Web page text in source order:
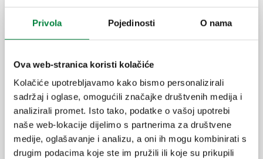
Privola Pojedinosti O nama
Ova web-stranica koristi kolačiće
Kolačiće upotrebljavamo kako bismo personalizirali
sadržaj i oglase, omogućili značajke društvenih medija i
analizirali promet. Isto tako, podatke o vašoj upotrebi
naše web-lokacije dijelimo s partnerima za društvene
medije, oglašavanje i analizu, a oni ih mogu kombinirati s
drugim podacima koje ste im pružili ili koje su prikupili
Konvertibilni radijatorski ventil za
termostatske i elektrotermičke
glave. Ravna verzija.